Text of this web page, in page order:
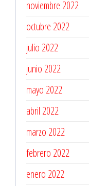
noviembre 2022
octubre 2022
julio 2022
junio 2022
mayo 2022
abril 2022
marzo 2022
febrero 2022
enero 2022